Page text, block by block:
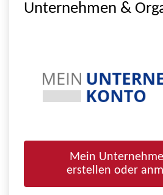
Unternehmen &
Mein
erstellen oder